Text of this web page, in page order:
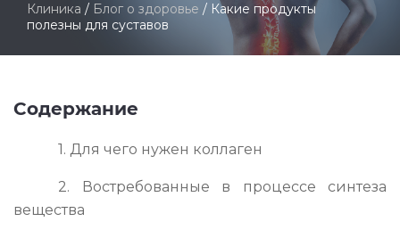
Клиника / Блог о здоровье / Какие продукты
полезны для суставов
Содержание
1. Для чего нужен коллаген
2. Востребованные в процессе синтеза
вещества